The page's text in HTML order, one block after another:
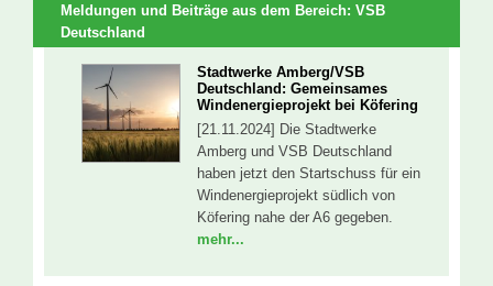
Meldungen und Beiträge aus dem Bereich: VSB
Deutschland
Stadtwerke Amberg/VSB
Deutschland: Gemeinsames
Windenergieprojekt bei Köfering
[21.11.2024] Die Stadtwerke
Amberg und VSB Deutschland
haben jetzt den Startschuss für ein
Windenergieprojekt südlich von
Köfering nahe der A6 gegeben.
mehr...